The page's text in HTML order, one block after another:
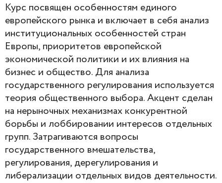
Курс посвящен особенностям единого
европейского рынка и включает в себя анализ
институциональных особенностей стран
Европы, приоритетов европейской
экономической политики и их влияния на
бизнес и общество. Для анализа
государственного регулирования используется
теория общественного выбора. Акцент сделан
на нерыночных механизмах конкурентной
борьбы и лоббировании интересов отдельных
групп. Затрагиваются вопросы
государственного вмешательства,
регулирования, дерегулирования и
либерализации отдельных видов деятельности.